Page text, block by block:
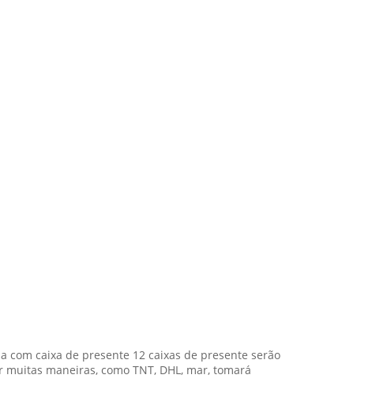
com caixa de presente 12 caixas de presente serão
maneiras, como TNT, DHL, mar, tomará